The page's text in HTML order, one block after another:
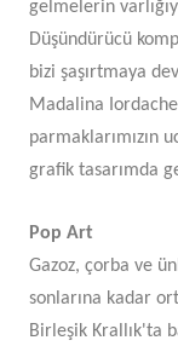
gelmelerin
Düşündürücü
bizi şaşırtmaya
Madalina
parmaklarımızın
grafik tasarımda
Pop Art
Gazoz, çorba ve
sonlarına kadar
Birleşik Krallık'ta